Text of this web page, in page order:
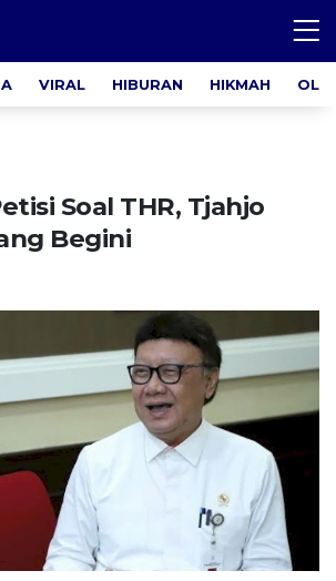
VIRAL HIBURAN HIKMAH
Soal THR, Tjahjo
Begini